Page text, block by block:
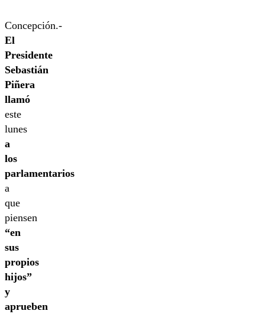
Concepción.-
El
Presidente
Sebastián
Piñera
llamó
este
lunes
a
los
parlamentarios
a
que
piensen
“en
sus
propios
hijos”
y
aprueben